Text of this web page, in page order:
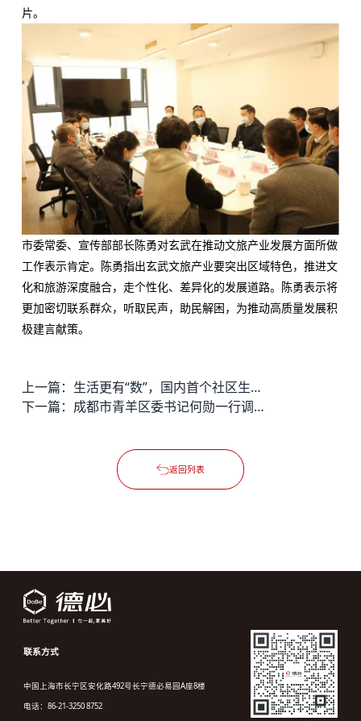
片。
市委常委、宣传部部长陈勇对玄武在推动文旅产业发展方面所做
工作表示肯定。陈勇指出玄武文旅产业要突出区域特色，推进文
化和旅游深度融合，走个性化、差异化的发展道路。陈勇表示将
更加密切联系群众，听取民声，助民解困，为推动高质量发展积
极建言献策。
上一篇：
生活更有“数”，国内首个社区生活数字营销基地落户嘉加德必易园
下一篇：
成都市青羊区委书记何勋一行调研德必大陆宽窄WE&quot;
返回列表
联系方式
中国上海市长宁区安化路492号长宁德必易园A座8楼
电话：86-21-3250 8752